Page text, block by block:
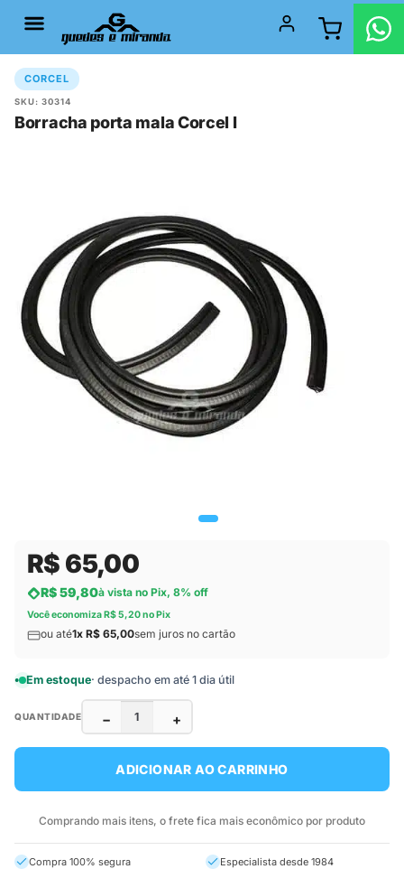
CORCEL
SKU: 30314
Borracha porta mala Corcel I
R$ 65,00
R$ 59,80à vista no Pix, 8% off
Você economiza R$ 5,20 no Pix
ou até1x R$ 65,00sem juros no cartão
Em estoque· despacho em até 1 dia útil
QUANTIDADE − +
ADICIONAR AO CARRINHO
Comprando mais itens, o frete fica mais econômico por produto
Compra 100% segura
Especialista desde 1984